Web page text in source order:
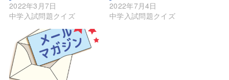
2022年3月7日
中学入試問題クイズ
2022年7月4日
中学入試問題クイズ